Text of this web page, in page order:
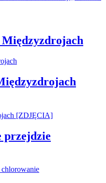
Międzyzdrojach
przejdzie